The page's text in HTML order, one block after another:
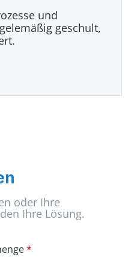
und
geschult,
oder Ihre
Ihre Lösung.
*